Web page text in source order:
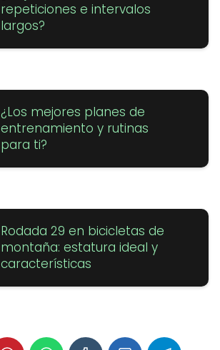
repeticiones e intervalos
largos?
¿Los mejores planes de
entrenamiento y rutinas
para ti?
Rodada 29 en bicicletas de
montaña: estatura ideal y
características